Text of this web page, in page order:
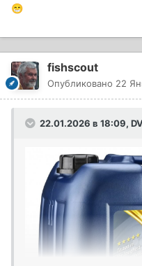
😁
fishscout
Опубликовано 22
22.01.2026 в 18:09,